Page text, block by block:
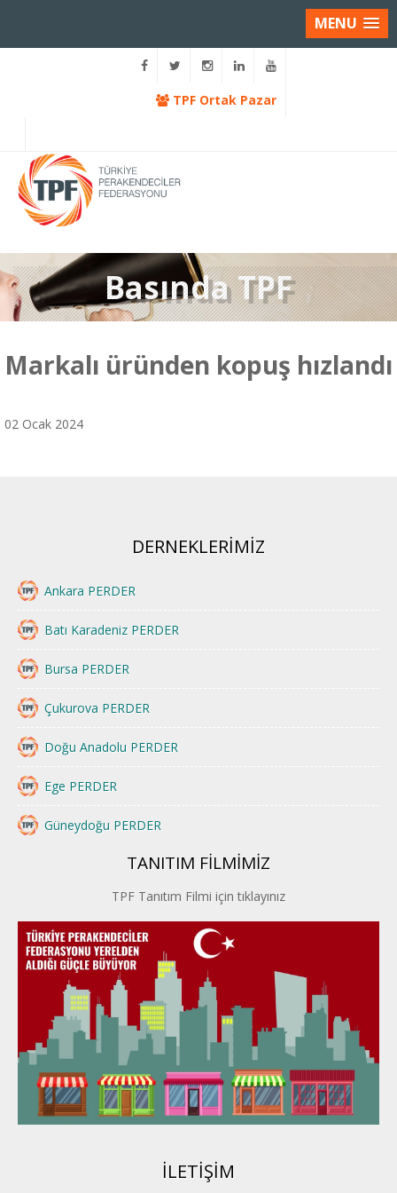
MENU
TPF Ortak Pazar
Basında TPF
Markalı üründen kopuş hızlandı
02 Ocak 2024
DERNEKLERİMİZ
Ankara PERDER
Batı Karadeniz PERDER
Bursa PERDER
Çukurova PERDER
Doğu Anadolu PERDER
Ege PERDER
Güneydoğu PERDER
İstanbul PERDER
İpek Yolu PERDER
Kayseri PERDER
Karadeniz Perder
Konya PERDER
Van PERDER
BEYPER
TANITIM FİLMİMİZ
TPF Tanıtım Filmi için tıklayınız
İLETİŞİM